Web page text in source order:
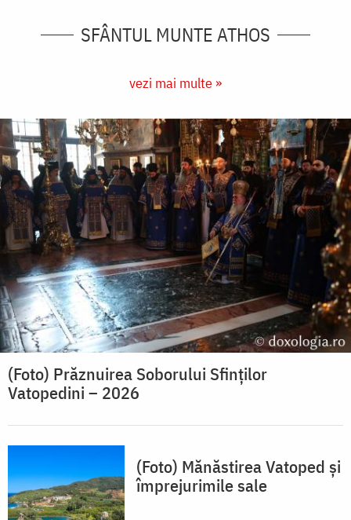
SFÂNTUL MUNTE ATHOS
vezi mai multe »
(Foto) Prăznuirea Soborului Sfinților
Vatopedini – 2026
(Foto) Mănăstirea Vatoped și
împrejurimile sale